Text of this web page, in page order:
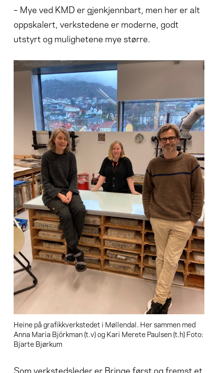
– Mye ved KMD er gjenkjennbart, men her er alt
oppskalert, verkstedene er moderne, godt
utstyrt og mulighetene mye større.
Heine på grafikkverkstedet i Møllendal. Her sammen med
Anna Maria Björkman (t.v) og Kari Merete Paulsen (t.h) Foto:
Bjarte Bjørkum
Som verkstedsleder er Bringe først og fremst et